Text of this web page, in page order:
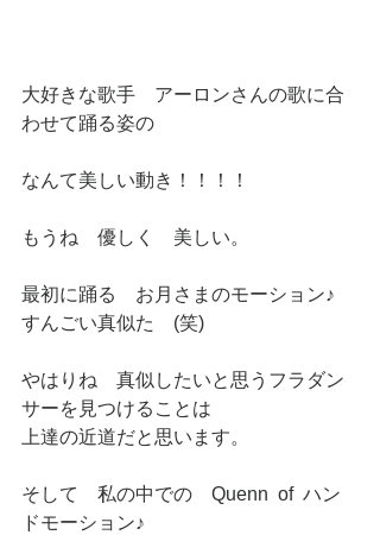
大好きな歌手　アーロンさんの歌に合
わせて踊る姿の
なんて美しい動き！！！！
もうね　優しく　美しい。
最初に踊る　お月さまのモーション♪
すんごい真似た　(笑)
やはりね　真似したいと思うフラダン
サーを見つけることは
上達の近道だと思います。
そして　私の中での　Quenn  of  ハン
ドモーション♪